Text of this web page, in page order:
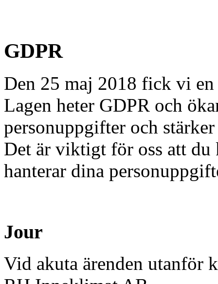
GDPR
Den 25 maj 2018 fick vi
Lagen heter GDPR och
personuppgifter och
Det är viktigt för oss att
hanterar dina
Jour
Vid akuta ärenden utanför